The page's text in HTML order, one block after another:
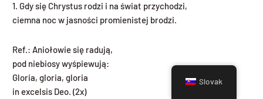
1. Gdy się Chrystus rodzi i na świat przychodzi,
ciemna noc w jasności promienistej brodzi.
Ref.: Aniołowie się radują,
pod niebiosy wyśpiewują:
Gloria, gloria, gloria
in excelsis Deo. (2x)
Slovak